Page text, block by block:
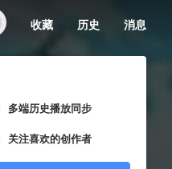
多端历史播放同步
关注喜欢的创作者
收藏 历史 消息